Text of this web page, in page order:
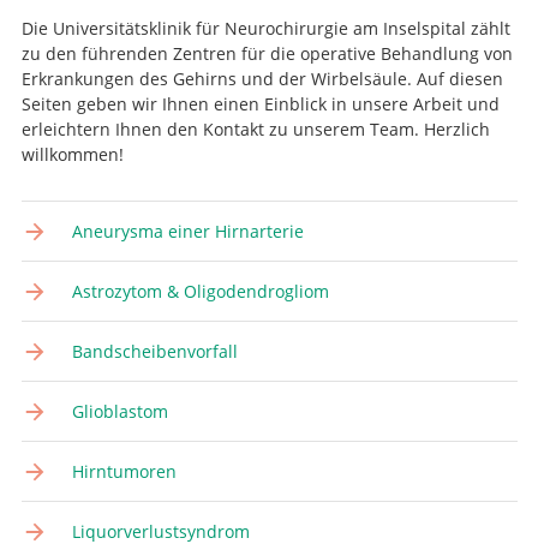
Die Universitätsklinik für Neurochirurgie am Inselspital zählt
zu den führenden Zentren für die operative Behandlung von
Erkrankungen des Gehirns und der Wirbelsäule. Auf diesen
Seiten geben wir Ihnen einen Einblick in unsere Arbeit und
erleichtern Ihnen den Kontakt zu unserem Team. Herzlich
willkommen!
Aneurysma einer Hirnarterie
Astrozytom & Oligodendrogliom
Bandscheibenvorfall
Glioblastom
Hirntumoren
Liquorverlustsyndrom